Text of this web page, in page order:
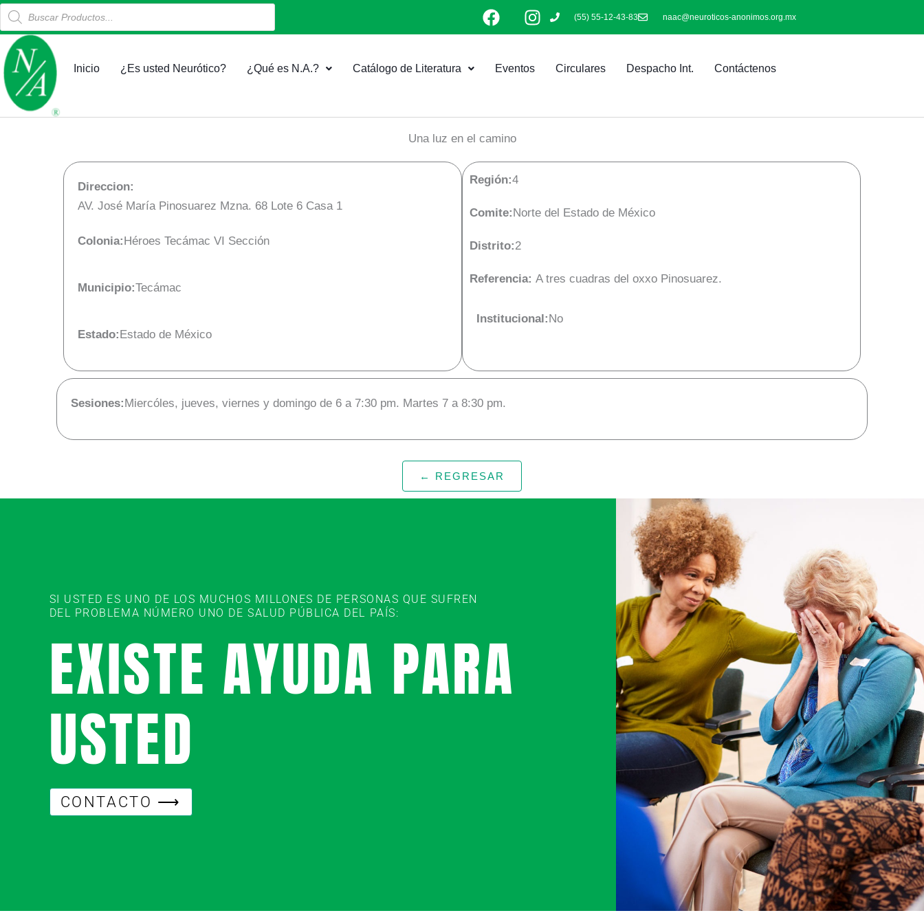
al
contenido
Products
search
F
a
e
b
I
n
a
(55) 55-12-43-83 naac@neuroticos-anonimos.org.mx
Inicio ¿Es usted Neurótico? ¿Qué es N.A.? Catálogo de Literatura Eventos Circulares Despacho Int. Contáctenos
Una luz en el camino
Direccion:
AV. José María Pinosuarez Mzna. 68 Lote 6 Casa 1
Colonia:Héroes Tecámac VI Sección
Municipio:Tecámac
Estado:Estado de México
Región:4
Comite:Norte del Estado de México
Distrito:2
Referencia: A tres cuadras del oxxo Pinosuarez.
Institucional:No
Sesiones:Miercóles, jueves, viernes y domingo de 6 a 7:30 pm. Martes 7 a 8:30 pm.
← REGRESAR
SI USTED ES UNO DE LOS MUCHOS MILLONES DE PERSONAS QUE SUFREN
DEL PROBLEMA NÚMERO UNO DE SALUD PÚBLICA DEL PAÍS:
EXISTE AYUDA PARA
USTED
CONTACTO ⟶